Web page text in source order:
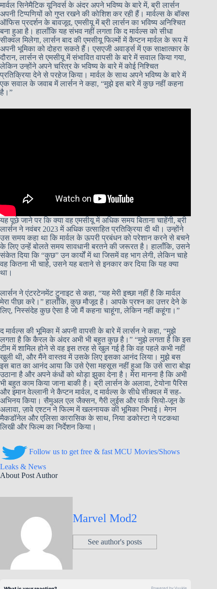
मार्वल सिनेमैटिक यूनिवर्स के अंदर अपने भविष्य के बारे में, ब्री लार्सन
अपनी टिप्पणियों को गुप्त रखने की कोशिश कर रही हैं। मार्वल्स के बॉक्स
ऑफिस प्रदर्शन के बावजूद, एमसीयू में ब्री लार्सन का भविष्य अनिश्चित
बना हुआ है। हालाँकि यह संभव नहीं लगता कि द मार्वल्स को सीधा
सीक्वल मिलेगा, लार्सन बाद की एमसीयू फिल्मों में कैप्टन मार्वल के रूप में
अपनी भूमिका को दोहरा सकते हैं। एसएजी अवार्ड्स में एक साक्षात्कार के
दौरान, लार्सन से एमसीयू में संभावित वापसी के बारे में सवाल किया गया,
लेकिन उन्होंने अपने चरित्र के भविष्य के बारे में कोई निश्चित
प्रतिक्रिया देने से परहेज किया। मार्वल के साथ अपने भविष्य के बारे में
एक सवाल के जवाब में लार्सन ने कहा, “मुझे इस बारे में कुछ नहीं कहना
है।”
यह पूछे जाने पर कि क्या वह एमसीयू में अधिक समय बिताना चाहेंगी, ब्री
लार्सन ने नवंबर 2023 में अधिक उत्साहित प्रतिक्रिया दी थी। उन्होंने
उस समय कहा था कि मार्वल के ऊपरी प्रबंधन को परेशान करने से बचने
के लिए उन्हें बोलते समय सावधानी बरतने की जरूरत है। हालाँकि, उसने
संकेत दिया कि “कुछ” उन कार्यों में था जिसमें वह भाग लेगी, लेकिन चाहे
वह कितना भी चाहे, उसने यह बताने से इनकार कर दिया कि यह क्या
था।
लार्सन ने एंटरटेनमेंट टुनाइट से कहा, “यह मेरी इच्छा नहीं है कि मार्वल
मेरा पीछा करे।” हालाँकि, कुछ मौजूद है। आपके प्रश्न का उत्तर देने के
लिए, निस्संदेह कुछ ऐसा है जो मैं कहना चाहूंगा, लेकिन नहीं कहूंगा।”
द मार्वल्स की भूमिका में अपनी वापसी के बारे में लार्सन ने कहा, “मुझे
लगता है कि कैरल के अंदर अभी भी बहुत कुछ है।” “मुझे लगता है कि इस
टीम में शामिल होने से वह इस तरह से खुल गई है कि वह पहले कभी नहीं
खुली थी, और मैंने वास्तव में उसके लिए इसका आनंद लिया। मुझे बस
इस बात का आनंद आया कि उसे ऐसा महसूस नहीं हुआ कि उसे सारा बोझ
उठाना है और अपने कंधों को थोड़ा झुका देना है। मेरा मानना है कि अभी
भी बहुत काम किया जाना बाकी है। ब्री लार्सन के अलावा, टेयोना पैरिस
और इमान वेल्लानी ने कैप्टन मार्वल, द मार्वल्स के सीधे सीक्वल में सह-
अभिनय किया। सैमुअल एल जैक्सन, गैरी लुईस और पार्क सियो-जून के
अलावा, ज़ावे एश्टन ने फिल्म में खलनायक की भूमिका निभाई। मेगन
मैकडॉनेल और एलिसा कारासिक के साथ, निया डकोस्टा ने पटकथा
लिखी और फिल्म का निर्देशन किया।
Follow us to get free & fast MCU Movies/Shows
Leaks & News
About Post Author
Marvel Mod2
See author's posts